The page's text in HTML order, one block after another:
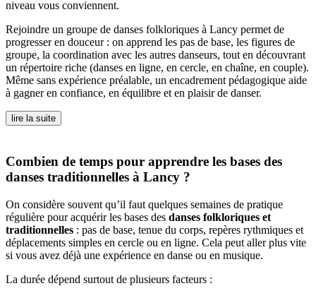
niveau vous conviennent.
Rejoindre un groupe de danses folkloriques à Lancy permet de
progresser en douceur : on apprend les pas de base, les figures de
groupe, la coordination avec les autres danseurs, tout en découvrant
un répertoire riche (danses en ligne, en cercle, en chaîne, en couple).
Même sans expérience préalable, un encadrement pédagogique aide
à gagner en confiance, en équilibre et en plaisir de danser.
lire la suite
Combien de temps pour apprendre les bases des
danses traditionnelles à Lancy ?
On considère souvent qu’il faut quelques semaines de pratique
régulière pour acquérir les bases des danses folkloriques et
traditionnelles : pas de base, tenue du corps, repères rythmiques et
déplacements simples en cercle ou en ligne. Cela peut aller plus vite
si vous avez déjà une expérience en danse ou en musique.
La durée dépend surtout de plusieurs facteurs :